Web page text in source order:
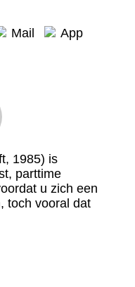
Mail App
1985) is
parttime
u zich een
toch vooral dat